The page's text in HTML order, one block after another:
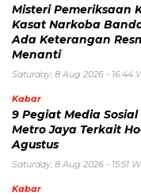
Misteri Pemeriksaan
Kasat Narkoba
Ada Keterangan
Menanti
Saturday, 8 Aug 2026 - 16:44
Kabar
9 Pegiat Media
Metro Jaya Terkait
Agustus
Saturday, 8 Aug 2026 - 15:51
Kabar